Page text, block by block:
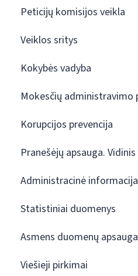
Peticijų komisijos veikla
Veiklos sritys
Kokybės vadyba
Mokesčių administravimo
Korupcijos prevencija
Pranešėjų apsauga.
Administracinė informacija
Statistiniai duomenys
Asmens duomenų apsauga
Viešieji pirkimai